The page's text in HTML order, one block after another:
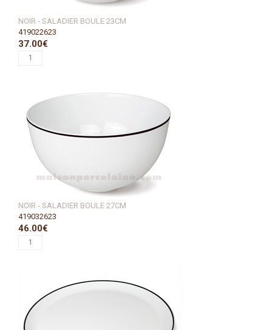
NOIR - SALADIER BOULE 23CM
419022623
37.00€
NOIR - SALADIER BOULE 27CM
419032623
46.00€